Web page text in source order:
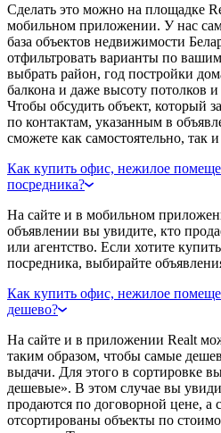
Сделать это можно на площадке
мобильном приложении. У нас
база объектов недвижимости
отфильтровать варианты по
выбрать район, год постройки
балкона и даже высоту потолков и
Чтобы обсудить объект, который
по контактам, указанным в
сможете как самостоятельно, так и
Как купить офис, нежилое
посредника?
На сайте и в мобильном
объявлении вы увидите, кто
или агентство. Если хотите
посредника, выбирайте
Как купить офис, нежилое
дешево?
На сайте и в приложении Realt
таким образом, чтобы самые
выдачи. Для этого в сортировке
дешевые». В этом случае вы
продаются по договорной цене, а
отсортированы объекты по